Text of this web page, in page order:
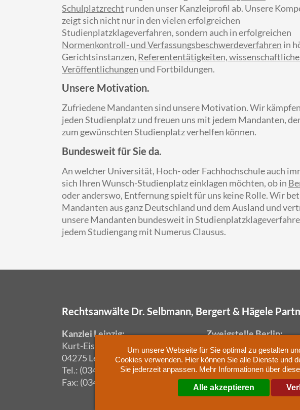
Schulplatzrecht runden unser Kanzleiprofil ab. Unsere
zeigt sich nicht nur in den vielen erfolgreichen
Studienplatzklageverfahren, sondern auch in erfolgreichen
Normenkontroll- und Verfassungsbeschwerdeverfahren in
Gerichtsinstanzen, Referententätigkeiten,
Veröffentlichungen und Fortbildungen.
Unsere Motivation.
Zufriedene Mandanten sind unsere Motivation. Wir
jeden Studienplatz und freuen uns mit jedem Mandanten,
zum gewünschten Studienplatz verhelfen können.
Bundesweit für Sie da.
An welcher Universität, Hoch- oder Fachhochschule auch
sich Ihren Wunsch-Studienplatz einklagen möchten, ob in
oder anderswo, Entfernung spielt für uns keine Rolle. Wir
Mandanten aus ganz Deutschland und dem Ausland und
unsere Mandanten bundesweit in
jedem Studiengang mit Numerus Clausus.
Rechtsanwälte Dr. Selbmann, Bergert & Hägele
Kanzlei Leipzig:
Kurt-Eisner-Str. 15
04275 Leipzig
Tel.: (0341) 306 707-0
Fax: (0341) 306 707-10
Zweigstelle Berlin:
Kurfürstendamm 234
10719 Berlin
Tel.: (030) 12 06 48 559
Um unsere Webseite für Sie optimal zu gestalten
Cookies verwenden. Hier können Sie alle Dienste und
Sie jederzeit anpassen. Mehr Informationen über
Alle akzeptieren